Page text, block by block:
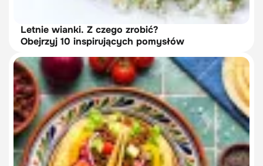
Letnie wianki. Z czego zrobić?
Obejrzyj 10 inspirujących pomysłów